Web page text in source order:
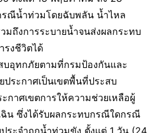
ณีน้ำท่วมโดยฉับพลัน น้ำไหล
มถึงการระบายน้ำจนส่งผลกระทบ
รงชีวิตได้
บอุทกภัยตามที่กรมป้องกันและ
ประกาศเป็นเขตพื้นที่ประสบ
กาศเขตการให้ความช่วยเหลือผู้
น ซึ่งได้รับผลกระทบกรณีใดกรณี